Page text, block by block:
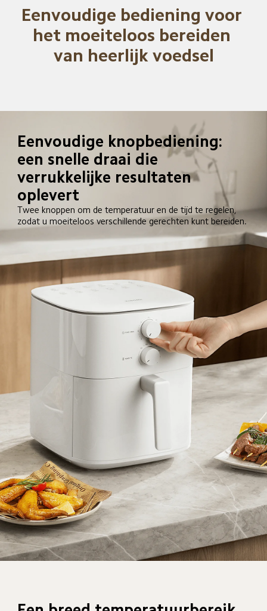
Eenvoudige bediening voor
het moeiteloos bereiden
van heerlijk voedsel
Eenvoudige knopbediening:
een snelle draai die
verrukkelijke resultaten
oplevert
Twee knoppen om de temperatuur en de tijd te regelen,
zodat u moeiteloos verschillende gerechten kunt bereiden.